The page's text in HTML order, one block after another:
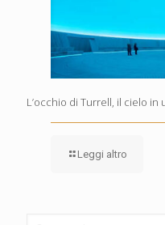
L’occhio di Turrell, il cielo in
Leggi altro